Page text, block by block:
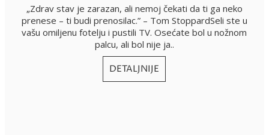
„Zdrav stav je zarazan, ali nemoj čekati da ti ga neko
prenese – ti budi prenosilac.” – Tom StoppardSeli ste u
vašu omiljenu fotelju i pustili TV. Osećate bol u nožnom
palcu, ali bol nije ja..
DETALJNIJE